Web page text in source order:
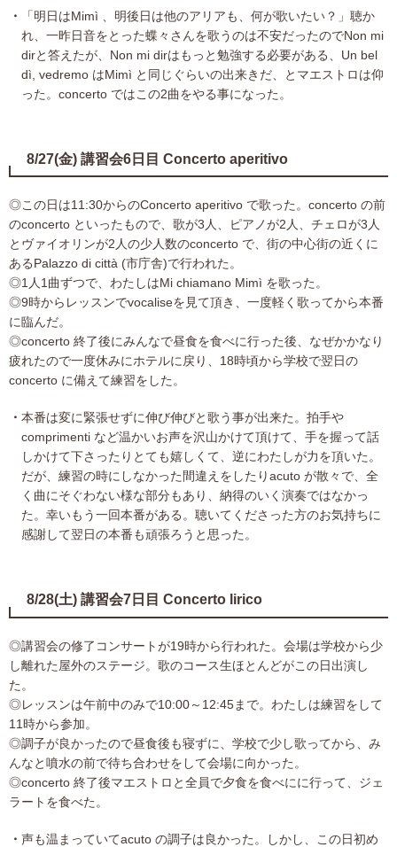
「明日はMimì 、明後日は他のアリアも、何が歌いたい？」聴か
れ、一昨日音をとった蝶々さんを歌うのは不安だったのでNon mi
dirと答えたが、Non mi dirはもっと勉強する必要がある、Un bel
dì, vedremo はMimì と同じぐらいの出来きだ、とマエストロは仰
った。concerto ではこの2曲をやる事になった。
8/27(金) 講習会6日目 Concerto aperitivo
◎この日は11:30からのConcerto aperitivo で歌った。concerto の前
のconcerto といったもので、歌が3人、ピアノが2人、チェロが3人
とヴァイオリンが2人の少人数のconcerto で、街の中心街の近くに
あるPalazzo di città (市庁舎)で行われた。
◎1人1曲ずつで、わたしはMi chiamano Mimì を歌った。
◎9時からレッスンでvocaliseを見て頂き、一度軽く歌ってから本番
に臨んだ。
◎concerto 終了後にみんなで昼食を食べに行った後、なぜかかなり
疲れたので一度休みにホテルに戻り、18時頃から学校で翌日の
concerto に備えて練習をした。
本番は変に緊張せずに伸び伸びと歌う事が出来た。拍手や
comprimenti など温かいお声を沢山かけて頂けて、手を握って話
しかけて下さったりとても嬉しくて、逆にわたしが力を頂いた。
だが、練習の時にしなかった間違えをしたりacuto が散々で、全
く曲にそぐわない様な部分もあり、納得のいく演奏ではなかっ
た。幸いもう一回本番がある。聴いてくださった方のお気持ちに
感謝して翌日の本番も頑張ろうと思った。
8/28(土) 講習会7日目 Concerto lirico
◎講習会の修了コンサートが19時から行われた。会場は学校から少
し離れた屋外のステージ。歌のコース生ほとんどがこの日出演し
た。
◎レッスンは午前中のみで10:00～12:45まで。わたしは練習をして
11時から参加。
◎調子が良かったので昼食後も寝ずに、学校で少し歌ってから、み
んなと噴水の前で待ち合わせをして会場に向かった。
◎concerto 終了後マエストロと全員で夕食を食べにに行って、ジェ
ラートを食べた。
声も温まっていてacuto の調子は良かった。しかし、この日初め